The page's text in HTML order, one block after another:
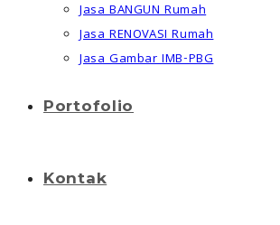
Jasa BANGUN Rumah
Jasa RENOVASI Rumah
Jasa Gambar IMB-PBG
Portofolio
Kontak